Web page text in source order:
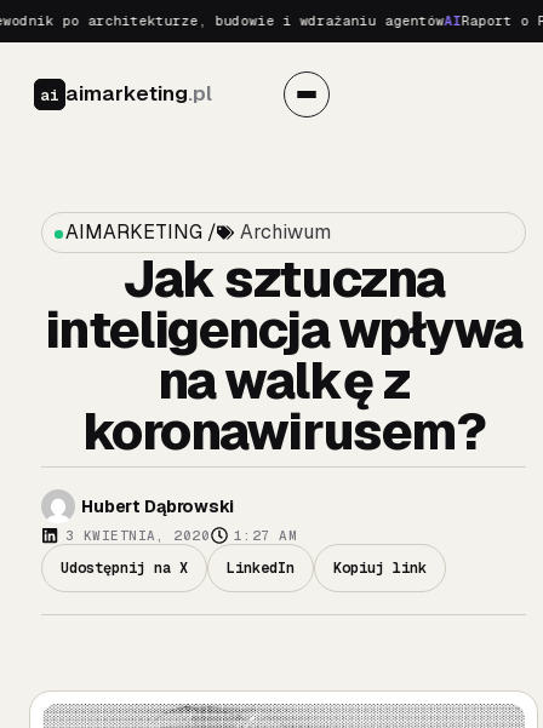
po architekturze, budowie i wdrażaniu agentówAIRaport o
ai aimarketing.pl
AIMARKETING / Archiwum
Jak sztuczna
inteligencja wpływa
na walkę z
koronawirusem?
Hubert Dąbrowski
3 KWIETNIA, 2020 1:27 AM
Udostępnij na X LinkedIn Kopiuj link